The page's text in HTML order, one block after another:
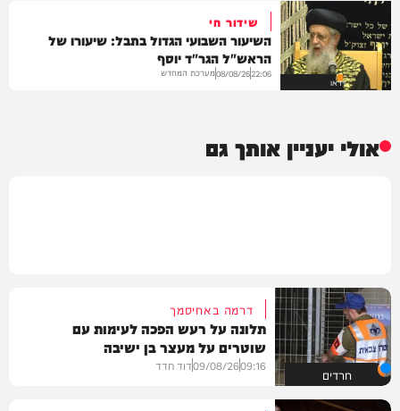
וידאו
שידור חי
השיעור השבועי הגדול בתבל: שיעורו של
הראש"ל הגר"ד יוסף
22:06
08/08/26מערכת המחדש
אולי יעניין אותך גם
חרדים
דרמה באחיסמך
תלונה על רעש הפכה לעימות עם
שוטרים על מעצר בן ישיבה
09:16
09/08/26דוד חדד